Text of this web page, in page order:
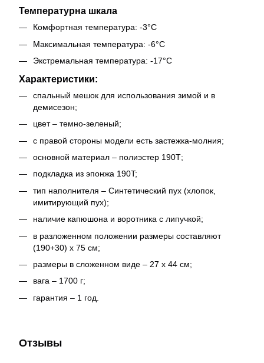
Температурна шкала
Комфортная температура: -3°C
Максимальная температура: -6°C
Экстремальная температура: -17°C
Характеристики:
спальный мешок для использования зимой и в
демисезон;
цвет – темно-зеленый;
с правой стороны модели есть застежка-молния;
основной материал – полиэстер 190Т;
подкладка из эпонжа 190T;
тип наполнителя – Синтетический пух (хлопок,
имитирующий пух);
наличие капюшона и воротника с липучкой;
в разложенном положении размеры составляют
(190+30) х 75 см;
размеры в сложенном виде – 27 х 44 см;
вага – 1700 г;
гарантия – 1 год.
Отзывы